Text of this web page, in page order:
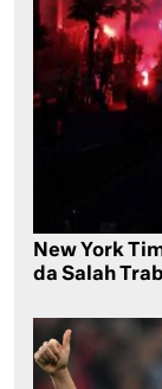
New York
da Salah